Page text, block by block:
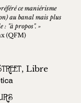
ce maniérisme
au banal mais plus
: "à propos". »
(QFM)
, Libre